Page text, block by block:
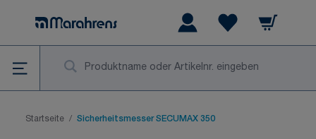
Warenkorb
Startseite / Sicherheitsmesser SECUMAX 350